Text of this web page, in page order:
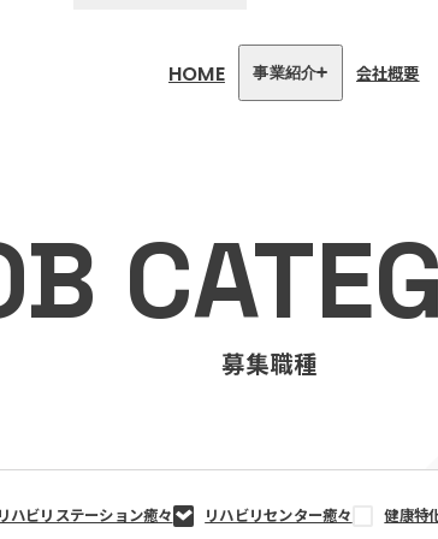
HOME 事業紹介
リハビリセンター癒々
健康特化型デイサービ
α
福祉用具プランナー癒々
会社概要
募集職種
ハビリステーション癒々 リハビリセンター癒々 健康特